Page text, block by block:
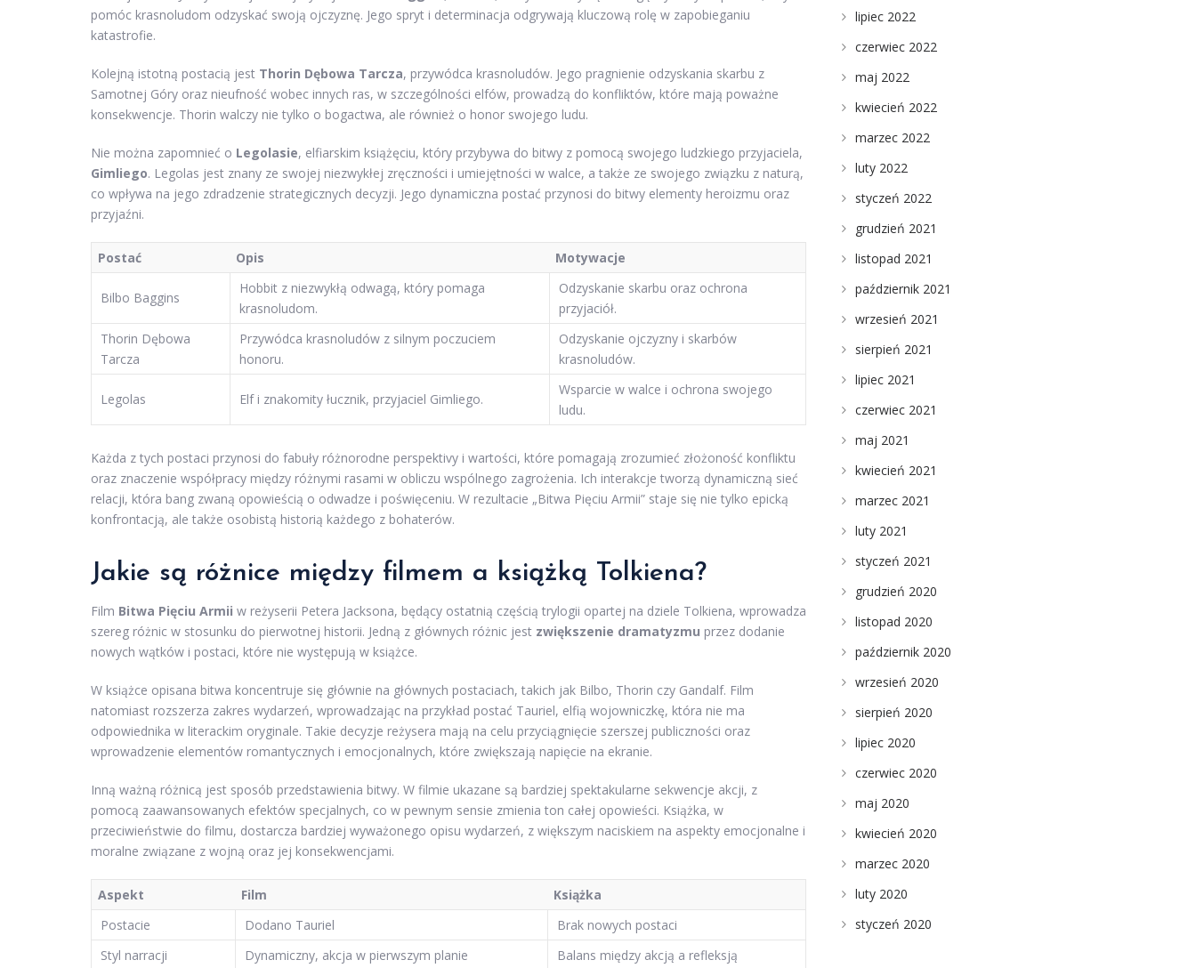
pomóc krasnoludom odzyskać swoją ojczyznę. Jego spryt i determinacja odgrywają kluczową rolę w zapobieganiu
katastrofie.
Kolejną istotną postacią jest Thorin Dębowa Tarcza, przywódca krasnoludów. Jego pragnienie odzyskania skarbu z
Samotnej Góry oraz nieufność wobec innych ras, w szczególności elfów, prowadzą do konfliktów, które mają poważne
konsekwencje. Thorin walczy nie tylko o bogactwa, ale również o honor swojego ludu.
Nie można zapomnieć o Legolasie, elfiarskim książęciu, który przybywa do bitwy z pomocą swojego ludzkiego przyjaciela,
Gimliego. Legolas jest znany ze swojej niezwykłej zręczności i umiejętności w walce, a także ze swojego związku z naturą,
co wpływa na jego zdradzenie strategicznych decyzji. Jego dynamiczna postać przynosi do bitwy elementy heroizmu oraz
przyjaźni.
Postać Opis Motywacje
Bilbo Baggins
Hobbit z niezwykłą odwagą, który pomaga
krasnoludom.
Odzyskanie skarbu oraz ochrona
przyjaciół.
Thorin Dębowa
Tarcza
Przywódca krasnoludów z silnym poczuciem
honoru.
Odzyskanie ojczyzny i skarbów
krasnoludów.
Legolas Elf i znakomity łucznik, przyjaciel Gimliego.
Wsparcie w walce i ochrona swojego
ludu.
Każda z tych postaci przynosi do fabuły różnorodne perspektivy i wartości, które pomagają zrozumieć złożoność konfliktu
oraz znaczenie współpracy między różnymi rasami w obliczu wspólnego zagrożenia. Ich interakcje tworzą dynamiczną sieć
relacji, która bang zwaną opowieścią o odwadze i poświęceniu. W rezultacie „Bitwa Pięciu Armii” staje się nie tylko epicką
konfrontacją, ale także osobistą historią każdego z bohaterów.
Jakie są różnice między filmem a książką Tolkiena?
Film Bitwa Pięciu Armii w reżyserii Petera Jacksona, będący ostatnią częścią trylogii opartej na dziele Tolkiena, wprowadza
szereg różnic w stosunku do pierwotnej historii. Jedną z głównych różnic jest zwiększenie dramatyzmu przez dodanie
nowych wątków i postaci, które nie występują w książce.
W książce opisana bitwa koncentruje się głównie na głównych postaciach, takich jak Bilbo, Thorin czy Gandalf. Film
natomiast rozszerza zakres wydarzeń, wprowadzając na przykład postać Tauriel, elfią wojowniczkę, która nie ma
odpowiednika w literackim oryginale. Takie decyzje reżysera mają na celu przyciągnięcie szerszej publiczności oraz
wprowadzenie elementów romantycznych i emocjonalnych, które zwiększają napięcie na ekranie.
Inną ważną różnicą jest sposób przedstawienia bitwy. W filmie ukazane są bardziej spektakularne sekwencje akcji, z
pomocą zaawansowanych efektów specjalnych, co w pewnym sensie zmienia ton całej opowieści. Książka, w
przeciwieństwie do filmu, dostarcza bardziej wyważonego opisu wydarzeń, z większym naciskiem na aspekty emocjonalne i
moralne związane z wojną oraz jej konsekwencjami.
Aspekt Film
Książka
Postacie
Dodano Tauriel
Brak nowych postaci
Styl narracji
Dynamiczny, akcja w pierwszym planie Balans między akcją a refleksją
lipiec 2022
czerwiec 2022
maj 2022
kwiecień 2022
marzec 2022
luty 2022
styczeń 2022
grudzień 2021
listopad 2021
październik 2021
wrzesień 2021
sierpień 2021
lipiec 2021
czerwiec 2021
maj 2021
kwiecień 2021
marzec 2021
luty 2021
styczeń 2021
grudzień 2020
listopad 2020
październik 2020
wrzesień 2020
sierpień 2020
lipiec 2020
czerwiec 2020
maj 2020
kwiecień 2020
marzec 2020
luty 2020
styczeń 2020